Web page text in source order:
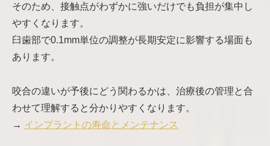
そのため、接触点がわずかに強いだけでも負担が集中し
やすくなります。
臼歯部で0.1mm単位の調整が長期安定に影響する場面も
あります。
咬合の違いが予後にどう関わるかは、治療後の管理と合
わせて理解すると分かりやすくなります。
→ インプラントの寿命とメンテナンス